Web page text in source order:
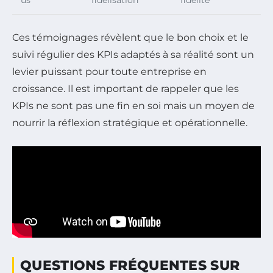
Ces témoignages révèlent que le bon choix et le
suivi régulier des KPIs adaptés à sa réalité sont un
levier puissant pour toute entreprise en
croissance. Il est important de rappeler que les
KPIs ne sont pas une fin en soi mais un moyen de
nourrir la réflexion stratégique et opérationnelle.
QUESTIONS FRÉQUENTES SUR